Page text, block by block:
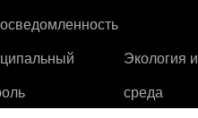
осведомленность
Экология
среда